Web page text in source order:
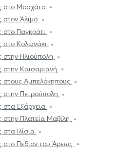
στο Μοσχάτο
στον Άλιμο
στο Παγκράτι
στο Κολωνάκι
στην Ηλιούπολη
στην Καισαριανή
στους Αμπελόκηπους
στην Πετρούπολη
στα Εξάρχεια
στην Πλατεία Μαβίλη
Ιλίσια
στο Πεδίον του Άρεως